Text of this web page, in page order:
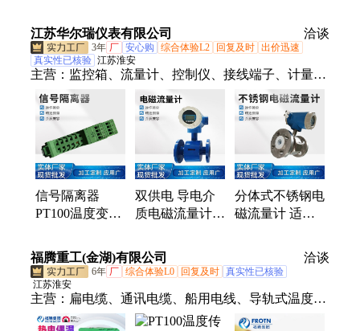
一出
江苏华尔瑞仪表有限公司 洽谈
3年 厂 安心购 综合体验L2 回复及时 出价迅速
真实性已核验 江苏淮安
主营： 监控箱、流量计、控制仪、接线端子、计量空
调、压力校验仪、电磁热能表、酒精传感器、智能变
送器、定制节流装置、汽油甲醇计量表、电磁热量热
能表、智能流量积算仪、废污水测试装置
信号隔离器
PT100温度变送
一出热电偶温度
输入
双供电 导电介
质电磁流量计
腐专用
分体式不锈钢电
磁流量计 适用
福腾重工(金湖)有限公司 洽谈
6年 厂 综合体验L0 回复及时 真实性已核验
江苏淮安
主营： 扁电缆、通讯电缆、船用电线、导轨式温度变
送器、窗帘定型机、电缆